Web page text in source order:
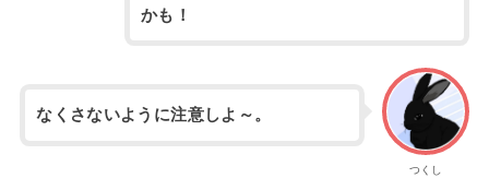
かも！
つくし
なくさないように注意しよ～。